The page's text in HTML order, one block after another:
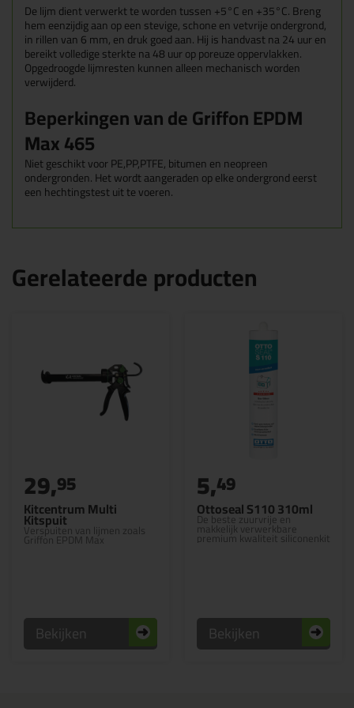
De lijm dient verwerkt te worden tussen +5°C en +35°C. Breng
hem eenzijdig aan op een stevige, schone en vetvrije ondergrond,
in rillen van 6 mm, en druk goed aan. Hij is handvast na 24 uur en
bereikt volledige sterkte na 48 uur op poreuze oppervlakken.
Opgedroogde lijmresten kunnen alleen mechanisch worden
verwijderd.
Beperkingen van de Griffon EPDM
Max 465
Niet geschikt voor PE,PP,PTFE, bitumen en neopreen
ondergronden. Het wordt aangeraden op elke ondergrond eerst
een hechtingstest uit te voeren.
Gerelateerde producten
Kitcentrum Multi
Kitspuit
Verspuiten van lijmen zoals
Griffon EPDM Max
29,95
Bekijken
Ottoseal S110 310ml
De beste zuurvrije en
makkelijk verwerkbare
premium kwaliteit siliconenkit
5,49
Bekijken